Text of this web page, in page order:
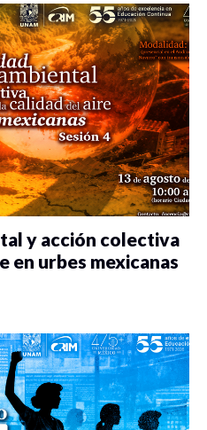
y acción colectiva
en urbes mexicanas